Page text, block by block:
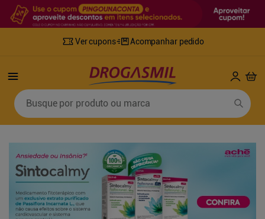
Ver cupons Acompanhar pedido
Busque por produto ou marca
Termos mais buscados
3º
retinol
4º
mounjaro
5º fralda geriatrica
º
tylenol
9º
fralda xg
10º shampoo